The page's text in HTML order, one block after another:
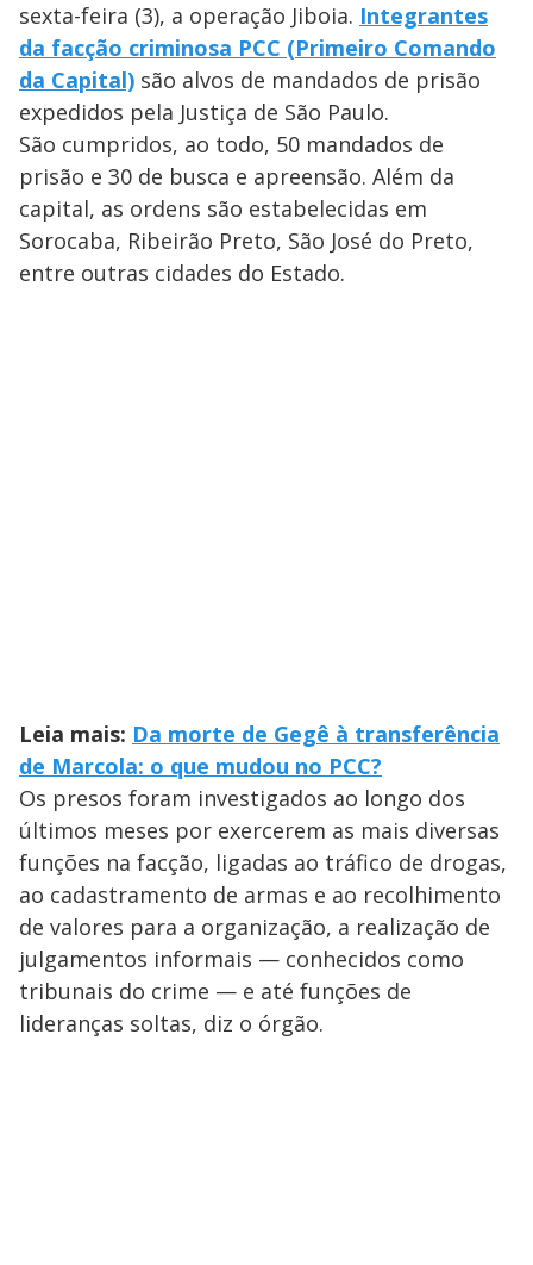
sexta-feira (3), a operação Jiboia. Integrantes
da facção criminosa PCC (Primeiro Comando
da Capital) são alvos de mandados de prisão
expedidos pela Justiça de São Paulo.
São cumpridos, ao todo, 50 mandados de
prisão e 30 de busca e apreensão. Além da
capital, as ordens são estabelecidas em
Sorocaba, Ribeirão Preto, São José do Preto,
entre outras cidades do Estado.
Leia mais: Da morte de Gegê à transferência
de Marcola: o que mudou no PCC?
Os presos foram investigados ao longo dos
últimos meses por exercerem as mais diversas
funções na facção, ligadas ao tráfico de drogas,
ao cadastramento de armas e ao recolhimento
de valores para a organização, a realização de
julgamentos informais — conhecidos como
tribunais do crime — e até funções de
lideranças soltas, diz o órgão.